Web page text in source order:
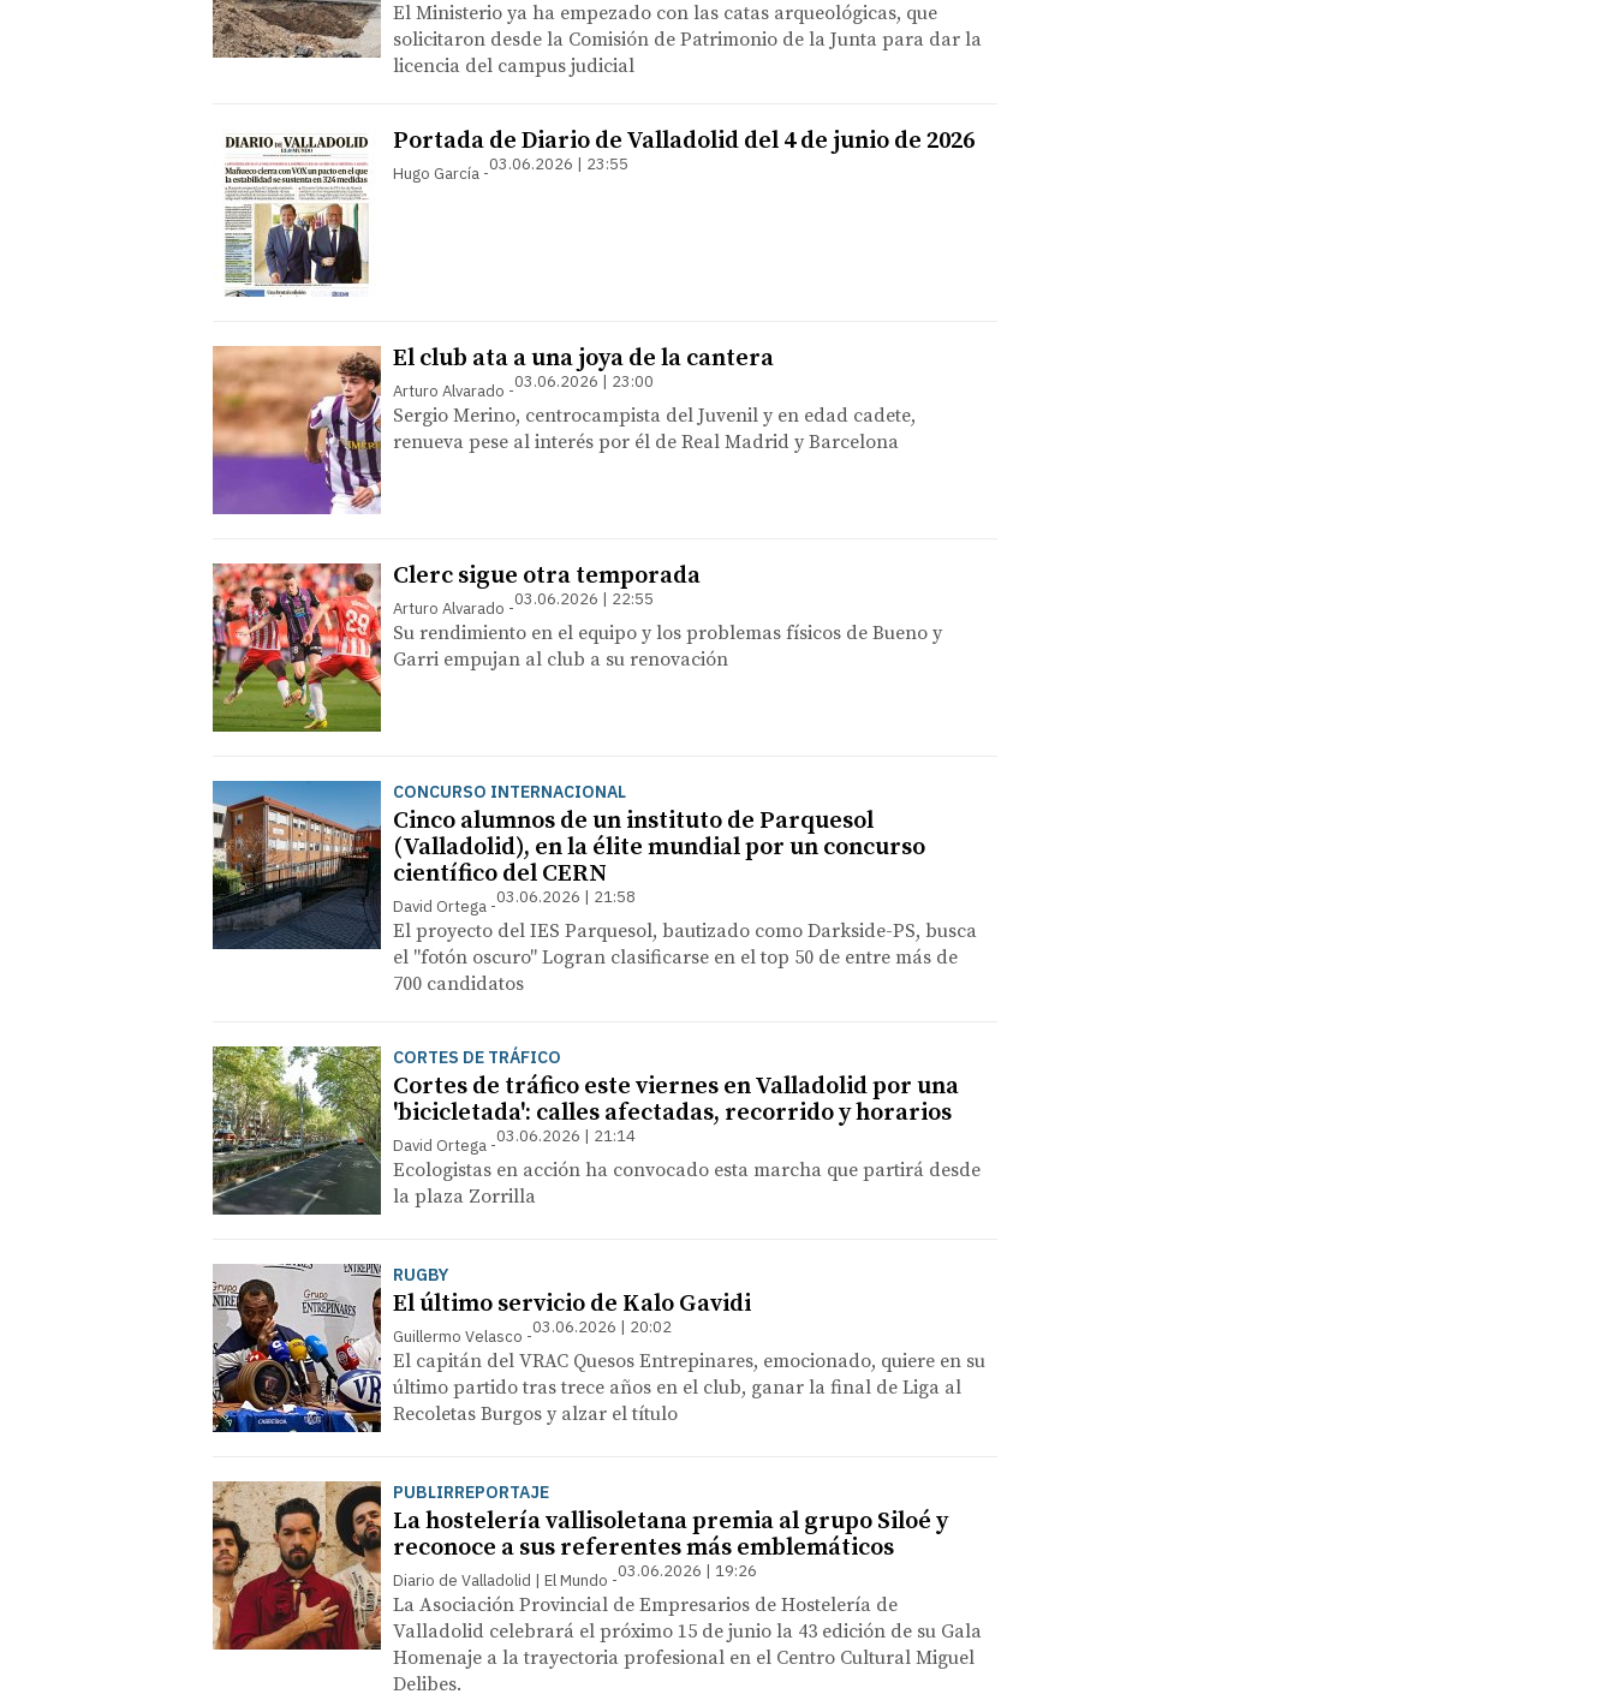
El Ministerio ya ha empezado con las catas arqueológicas, que
solicitaron desde la Comisión de Patrimonio de la Junta para dar la
licencia del campus judicial
Portada de Diario de Valladolid del 4 de junio de 2026
Hugo García 03.06.2026 | 23:55
El club ata a una joya de la cantera
Arturo Alvarado 03.06.2026 | 23:00
Sergio Merino, centrocampista del Juvenil y en edad cadete,
renueva pese al interés por él de Real Madrid y Barcelona
Clerc sigue otra temporada
Arturo Alvarado 03.06.2026 | 22:55
Su rendimiento en el equipo y los problemas físicos de Bueno y
Garri empujan al club a su renovación
CONCURSO INTERNACIONAL
Cinco alumnos de un instituto de Parquesol
(Valladolid), en la élite mundial por un concurso
científico del CERN
David Ortega 03.06.2026 | 21:58
El proyecto del IES Parquesol, bautizado como Darkside-PS, busca
el "fotón oscuro" Logran clasificarse en el top 50 de entre más de
700 candidatos
CORTES DE TRÁFICO
Cortes de tráfico este viernes en Valladolid por una
'bicicletada': calles afectadas, recorrido y horarios
David Ortega 03.06.2026 | 21:14
Ecologistas en acción ha convocado esta marcha que partirá desde
la plaza Zorrilla
RUGBY
El último servicio de Kalo Gavidi
Guillermo Velasco 03.06.2026 | 20:02
El capitán del VRAC Quesos Entrepinares, emocionado, quiere en su
último partido tras trece años en el club, ganar la final de Liga al
Recoletas Burgos y alzar el título
PUBLIRREPORTAJE
La hostelería vallisoletana premia al grupo Siloé y
reconoce a sus referentes más emblemáticos
Diario de Valladolid | El Mundo 03.06.2026 | 19:26
La Asociación Provincial de Empresarios de Hostelería de
Valladolid celebrará el próximo 15 de junio la 43 edición de su Gala
Homenaje a la trayectoria profesional en el Centro Cultural Miguel
Delibes.